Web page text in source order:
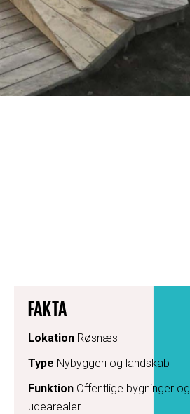
FAKTA
Lokation Røsnæs
Type Nybyggeri og landskab
Funktion Offentlige bygninger og
udearealer